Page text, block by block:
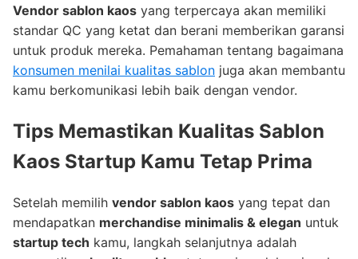
Vendor sablon kaos yang terpercaya akan memiliki
standar QC yang ketat dan berani memberikan garansi
untuk produk mereka. Pemahaman tentang bagaimana
konsumen menilai kualitas sablon juga akan membantu
kamu berkomunikasi lebih baik dengan vendor.
Tips Memastikan Kualitas Sablon
Kaos Startup Kamu Tetap Prima
Setelah memilih vendor sablon kaos yang tepat dan
mendapatkan merchandise minimalis & elegan untuk
startup tech kamu, langkah selanjutnya adalah